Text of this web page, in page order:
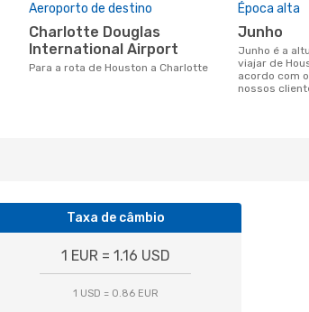
Aeroporto de destino
Charlotte Douglas
International Airport
Para a rota de Houston a Charlotte
Época alta
junho
junho é a altura mais concorrida para
viajar de
acordo com
nossos
Taxa de câmbio
1 EUR = 1.16 USD
1 USD = 0.86 EUR